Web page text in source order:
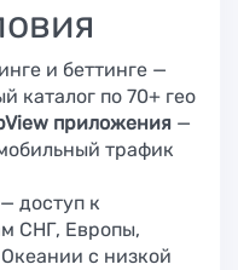
и беттинге —
каталог по 70+ гео
приложения —
трафик
— доступ к
СНГ, Европы,
с низкой